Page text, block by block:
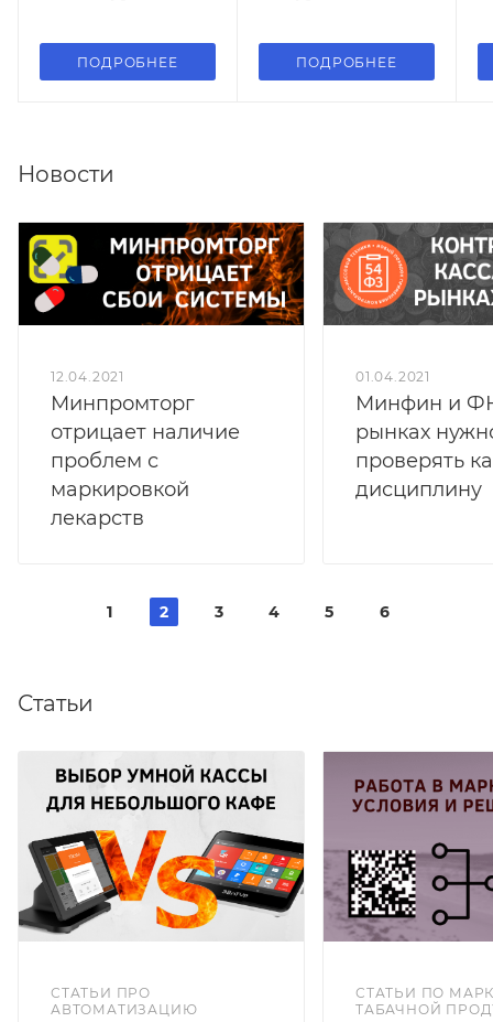
ПОДРОБНЕЕ ПОДРОБНЕЕ
Новости
12.04.2021
Минпромторг
отрицает наличие
проблем с
маркировкой
лекарств
01.04.2021
Минфин и
рынках
проверять
дисциплину
1 2 3 4 5 6
Статьи
СТАТЬИ ПРО
АВТОМАТИЗАЦИЮ
СТАТЬИ ПО
ТАБАЧНОЙ